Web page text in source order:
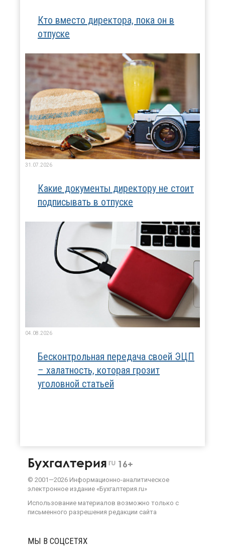
Кто вместо директора, пока он в
отпуске
31.07.2026
Какие документы директору не стоит
подписывать в отпуске
04.08.2026
Бесконтрольная передача своей ЭЦП
– халатность, которая грозит
уголовной статьей
Бухгалтерия ru 16+
© 2001—2026 Информационно-аналитическое
электронное издание «Бухгалтерия.ru»
Использование материалов возможно только с
письменного разрешения редакции сайта
МЫ В СОЦСЕТЯХ